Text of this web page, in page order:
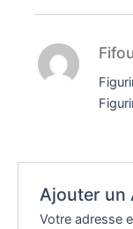
Fifou
Ajouter un
Votre adresse